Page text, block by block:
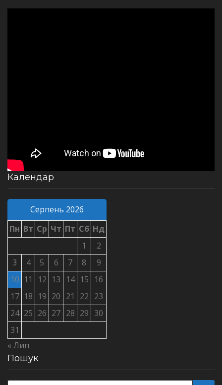
Календар
Серпень 2026
Пн Вт Ср Чт Пт Сб Нд
1
2
3
4 5 6 7 8
9
10 11 12 13 14 15
16
17 18 19 20 21 22 23
24 25 26 27 28 29 30
31
« Лип
Пошук